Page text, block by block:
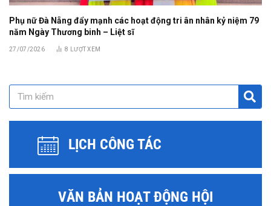
Phụ nữ Đà Nẵng đẩy mạnh các hoạt động tri ân nhân kỷ niệm 79
năm Ngày Thương binh – Liệt sĩ
27/07/2026 8 LƯỢT XEM
LỊCH CÔNG TÁC
VĂN BẢN HOẠT ĐỘNG HỘI